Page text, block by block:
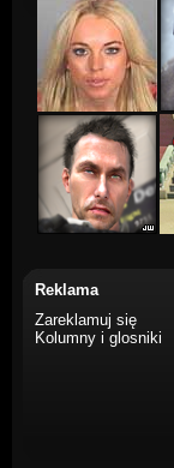
Reklama
Zareklamuj się
Kolumny i glosniki